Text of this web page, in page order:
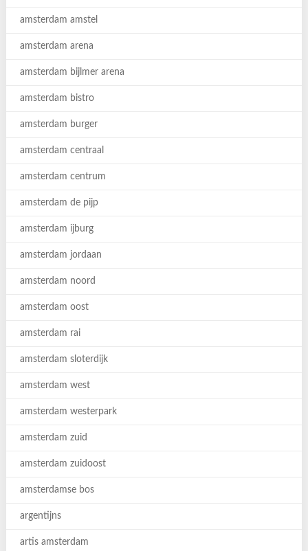
amsterdam amstel
amsterdam arena
amsterdam bijlmer arena
amsterdam bistro
amsterdam burger
amsterdam centraal
amsterdam centrum
amsterdam de pijp
amsterdam ijburg
amsterdam jordaan
amsterdam noord
amsterdam oost
amsterdam rai
amsterdam sloterdijk
amsterdam west
amsterdam westerpark
amsterdam zuid
amsterdam zuidoost
amsterdamse bos
argentijns
artis amsterdam